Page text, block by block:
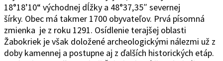
18°18’10“ východnej dĺžky a 48°37‚35″ severnej
šírky. Obec má takmer 1700 obyvateľov. Prvá písomná
zmienka je z roku 1291. Osídlenie terajšej oblasti
Žabokriek je však doložené archeologickými nálezmi už z
doby kamennej a postupne aj z ďalších historických etáp.